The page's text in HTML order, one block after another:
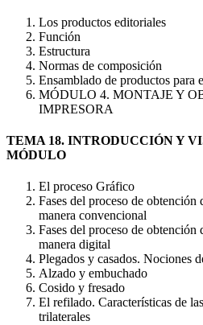
Los productos editoriales
Función
Estructura
Normas de composición
Ensamblado de productos para
MÓDULO 4. MONTAJE Y
IMPRESORA
TEMA 18. INTRODUCCIÓN Y
MÓDULO
El proceso Gráfico
Fases del proceso de obtención
manera convencional
Fases del proceso de obtención
manera digital
Plegados y casados. Nociones
Alzado y embuchado
Cosido y fresado
El refilado. Características de
trilaterales